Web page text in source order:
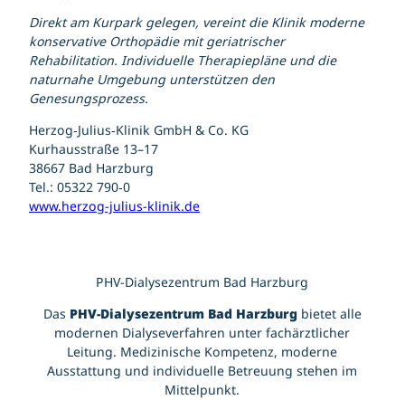
Direkt am Kurpark gelegen, vereint die Klinik moderne
konservative Orthopädie mit geriatrischer
Rehabilitation. Individuelle Therapiepläne und die
naturnahe Umgebung unterstützen den
Genesungsprozess.
Herzog‑Julius‑Klinik GmbH & Co. KG
Kurhausstraße 13–17
38667 Bad Harzburg
Tel.: 05322 790‑0
www.herzog-julius-klinik.de
PHV-Dialysezentrum Bad Harzburg
Das PHV-Dialysezentrum Bad Harzburgbietet alle
modernen Dialyseverfahren unter fachärztlicher
Leitung. Medizinische Kompetenz, moderne
Ausstattung und individuelle Betreuung stehen im
Mittelpunkt.